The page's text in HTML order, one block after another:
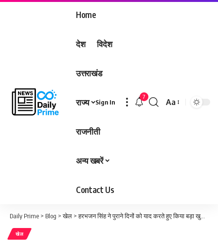
Home
देश विदेश
उत्तराखंड
राज्य
राजनीती
अन्य खबरें
Contact Us
Sign In
7
Font
Aa
Daily Prime > Blog >खेल >हरभजन सिंह ने पुराने दिनों को याद करते हुए किया बड़ा खुलासा
खेल